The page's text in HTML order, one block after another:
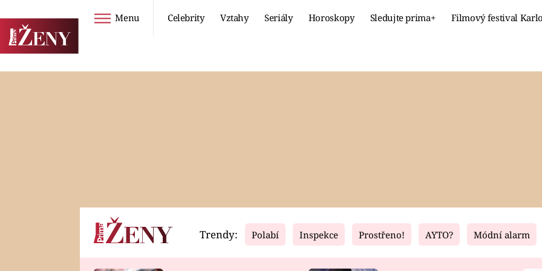
Menu Celebrity Vztahy Seriály Horoskopy Sledujte prima+ Filmový festival
Horoskopy Video Fresh Living
Trendy: Polabí Inspekce Prostřeno! AYTO? Módní alarm